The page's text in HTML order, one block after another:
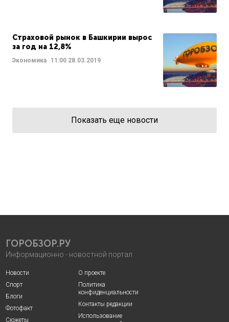
Страховой рынок в Башкирии вырос
за год на 12,8%
Экономика 11:00 28.03.2019
Показать еще новости
ГОРОБЗОР.РУ
Информационно - новостной портал
Новости
Спорт
Блоги
Фотофакт
Сюжеты
О проекте
Политика
конфиденциальности
Контакты редакции
Использование